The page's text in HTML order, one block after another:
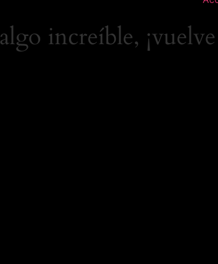
increíble,